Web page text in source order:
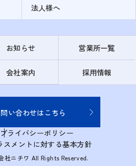
法人様へ
お知らせ 営業所一覧
会社案内 採用情報
い合わせはこちら
プライバシーポリシー
スメントに対する基本方針
社ニチワ All Rights Reserved.